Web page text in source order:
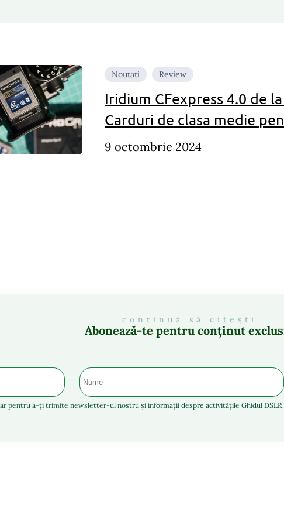
Noutati Review
Iridium CFexpress 4.0 de
Carduri de clasa medie
9 octombrie 2024
continuă să citești
Abonează-te pentru conținut
pentru a-ți trimite newsletter-ul nostru și informații despre activitățile Ghidul